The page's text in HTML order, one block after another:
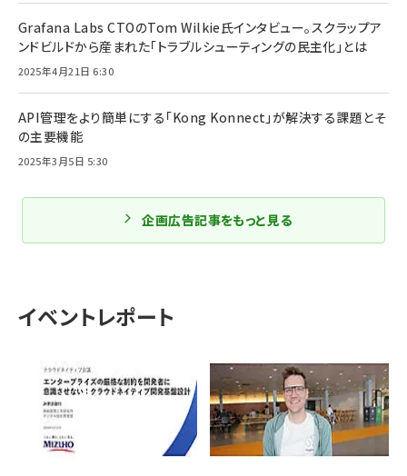
イベントレポート
Grafana Labs CTOのTom Wilkie氏インタビュー。スクラップア
ンドビルドから産まれた「トラブルシューティングの民主化」とは
2025年4月21日 6:30
API管理をより簡単にする「Kong Konnect」が解決する課題とそ
の主要機能
2025年3月5日 5:30
企画広告記事をもっと見る